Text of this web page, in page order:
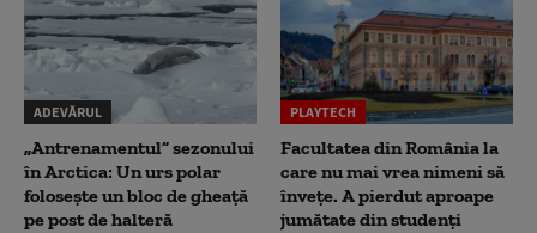
ADEVĂRUL
„Antrenamentul” sezonului
în Arctica: Un urs polar
folosește un bloc de gheață
pe post de halteră
PLAYTECH
Facultatea din România la
care nu mai vrea nimeni să
înveţe. A pierdut aproape
jumătate din studenţi